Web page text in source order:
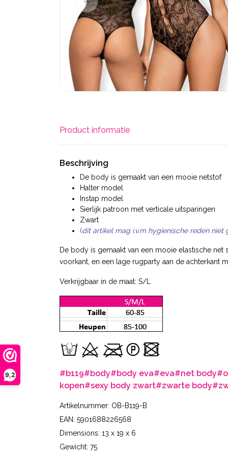
9,2
Product informatie
Beschrijving
De body is gemaakt van een mooie netstof
Halter model
Instap model
Sierlijk patroon met verticale uitsparingen
Zwart
(dit artikel mag i.v.m hygienische reden niet
De body is gemaakt van een mooie elastische
voorkant, en een lage rugparty aan de achterkant
Verkrijgbaar in de maat: S/L
#b119#body#body eva#eva#net body
kopen#sexy body zwart#zwarte body
Artikelnummer: OB-B119-B
EAN: 5901688226568
Dimensions: 13 x 19 x 6
Gewicht: 75